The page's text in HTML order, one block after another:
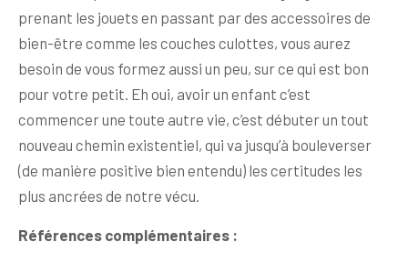
prenant les jouets en passant par des accessoires de
bien-être comme les couches culottes, vous aurez
besoin de vous formez aussi un peu, sur ce qui est bon
pour votre petit. Eh oui, avoir un enfant c’est
commencer une toute autre vie, c’est débuter un tout
nouveau chemin existentiel, qui va jusqu’à bouleverser
(de manière positive bien entendu) les certitudes les
plus ancrées de notre vécu.
Références complémentaires :